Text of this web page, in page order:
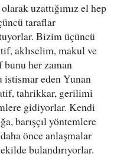
uzattığımız el hep
taraflar
Bizim üçüncü
aklıselim, makul ve
bunu her zaman
istismar eden Yunan
tahrikkar, gerilimi
gidiyorlar. Kendi
barışçıl yöntemlere
önce anlaşmalar
bulandırıyorlar.